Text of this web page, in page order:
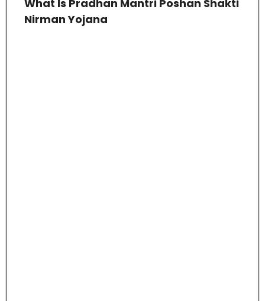
What Is Pradhan Mantri Poshan Shakti
Nirman Yojana